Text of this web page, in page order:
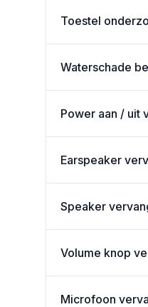
Toestel
Waterschade
Power aan / uit
Earspeaker
Speaker
Volume knop
Microfoon